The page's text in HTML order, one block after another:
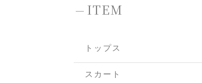
-ITEM
トップス
スカート